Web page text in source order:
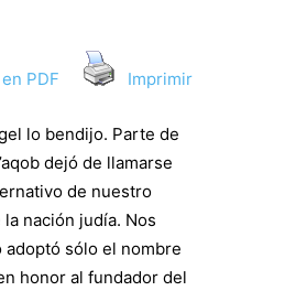
PDF Imprimir
lo bendijo. Parte de
dejó de llamarse
de nuestro
nación judía. Nos
adoptó sólo el nombre
honor al fundador del